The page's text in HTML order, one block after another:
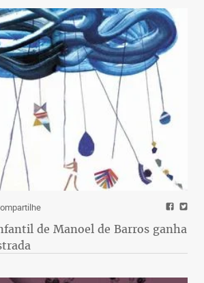
de Manoel de Barros ganha